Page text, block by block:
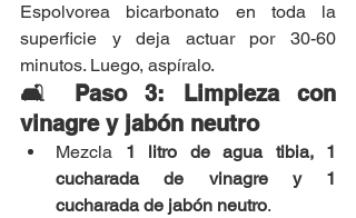
Espolvorea bicarbonato en toda la
superficie y deja actuar por 30-60
minutos. Luego, aspíralo.
🛋 Paso 3: Limpieza con
vinagre y jabón neutro
Mezcla 1 litro de agua tibia, 1
cucharada de vinagre y 1
cucharada de jabón neutro.